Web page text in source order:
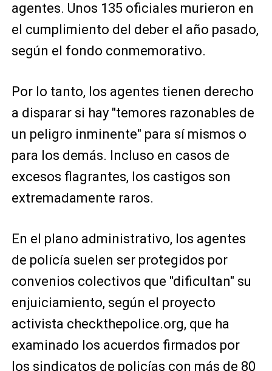
agentes. Unos 135 oficiales murieron en
el cumplimiento del deber el año pasado,
según el fondo conmemorativo.
Por lo tanto, los agentes tienen derecho
a disparar si hay "temores razonables de
un peligro inminente" para sí mismos o
para los demás. Incluso en casos de
excesos flagrantes, los castigos son
extremadamente raros.
En el plano administrativo, los agentes
de policía suelen ser protegidos por
convenios colectivos que "dificultan" su
enjuiciamiento, según el proyecto
activista checkthepolice.org, que ha
examinado los acuerdos firmados por
los sindicatos de policías con más de 80